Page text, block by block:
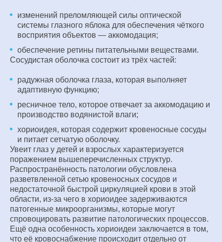
изменений преломляющей силы оптической
системы глазного яблока для обеспечения чёткого
восприятия объектов — аккомодация;
обеспечение ретины питательными веществами.
Сосудистая оболочка состоит из трёх частей:
радужная оболочка глаза, которая выполняет
адаптивную функцию;
ресничное тело, которое отвечает за аккомодацию и
производство водянистой влаги;
хориоидея, которая содержит кровеносные сосуды
и питает сетчатую оболочку.
Увеит глаз у детей и взрослых характеризуется
поражением вышеперечисленных структур.
Распространённость патологии обусловлена
разветвленной сетью кровеносных сосудов и
недостаточной быстрой циркуляцией крови в этой
области, из-за чего в хориоидее задерживаются
патогенные микроорганизмы, которые могут
спровоцировать развитие патологических процессов.
Ещё одна особенность хориоидеи заключается в том,
что её кровоснабжение происходит отдельно от